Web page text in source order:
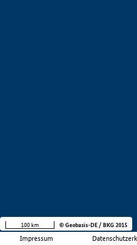
Impressum
100 km © Geobasis-DE / BKG 2015